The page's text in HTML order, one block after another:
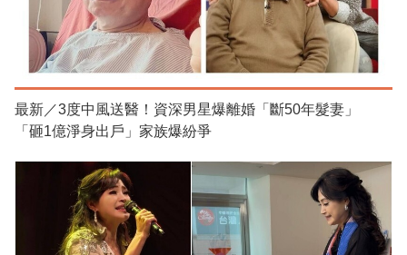
最新／3度中風送醫！資深男星爆離婚「斷50年髮妻」
「砸1億淨身出戶」家族爆紛爭